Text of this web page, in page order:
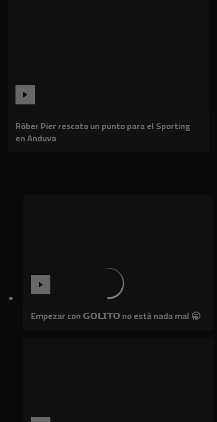
Róber Pier rescata un punto para el Sporting
en Anduva
Empezar con 𝗚𝗢𝗟𝗜𝗧𝗢 no está nada mal 🥱